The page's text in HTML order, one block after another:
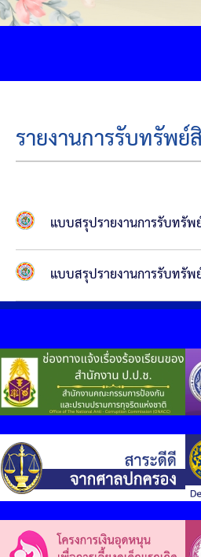
รายงานการรับทรัพ
แบบสรุปรายงานการรับทรั
แบบสรุปรายงานการรับทรั